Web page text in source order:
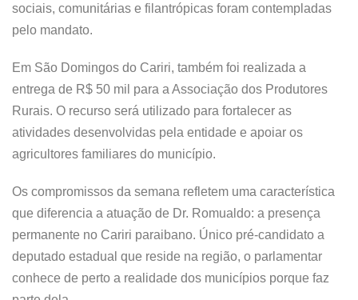
sociais, comunitárias e filantrópicas foram contempladas
pelo mandato.
Em São Domingos do Cariri, também foi realizada a
entrega de R$ 50 mil para a Associação dos Produtores
Rurais. O recurso será utilizado para fortalecer as
atividades desenvolvidas pela entidade e apoiar os
agricultores familiares do município.
Os compromissos da semana refletem uma característica
que diferencia a atuação de Dr. Romualdo: a presença
permanente no Cariri paraibano. Único pré-candidato a
deputado estadual que reside na região, o parlamentar
conhece de perto a realidade dos municípios porque faz